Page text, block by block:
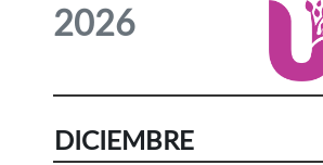
2026
DICIEMBRE